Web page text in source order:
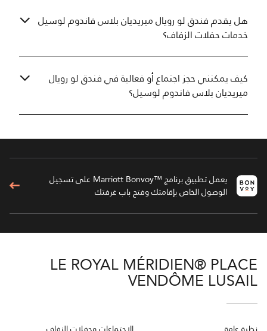
هل يقدم فندق لو رويال ميريديان بلاس فاندوم لوسيل
خدمات حفلات الزفاف؟
كيف يمكنني حجز اجتماع أو فعالية في فندق لو رويال
ميريديان بلاس فاندوم لوسيل؟
يعمل تطبيق برنامج ™Marriott Bonvoy على تسجيل
الوصول الخاص بإقامتك وفتح باب غرفتك
LE ROYAL MÉRIDIEN® PLACE
VENDÔME LUSAIL